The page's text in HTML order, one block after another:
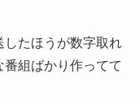
たほうが数字取れ
組ばかり作ってて